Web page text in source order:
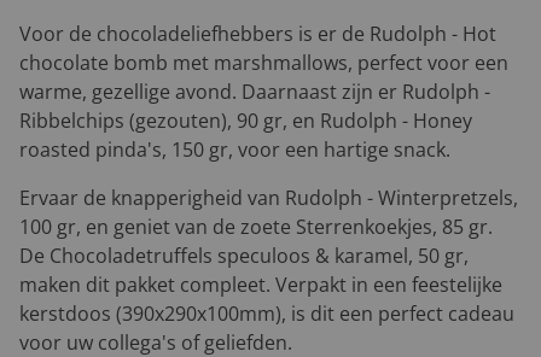
Voor de chocoladeliefhebbers is er de Rudolph - Hot
chocolate bomb met marshmallows, perfect voor een
warme, gezellige avond. Daarnaast zijn er Rudolph -
Ribbelchips (gezouten), 90 gr, en Rudolph - Honey
roasted pinda's, 150 gr, voor een hartige snack.
Ervaar de knapperigheid van Rudolph - Winterpretzels,
100 gr, en geniet van de zoete Sterrenkoekjes, 85 gr.
De Chocoladetruffels speculoos & karamel, 50 gr,
maken dit pakket compleet. Verpakt in een feestelijke
kerstdoos (390x290x100mm), is dit een perfect cadeau
voor uw collega's of geliefden.